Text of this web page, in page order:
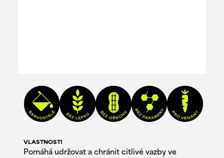
VLASTNOSTI
Pomáhá udržovat a chránit citlivé vazby ve